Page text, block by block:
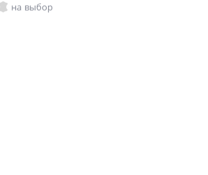
на выбор